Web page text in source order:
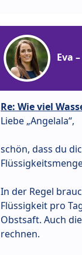
Eva
Re: Wie viel
Liebe „Angelala“,
schön, dass du
In der Regel
Flüssigkeit pro
Obstsaft. Auch
rechnen.